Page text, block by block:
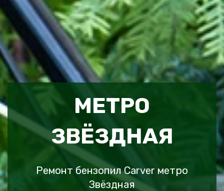
МЕТРО
ЗВЁЗДНАЯ
Ремонт бензопил Carver метро
Звёздная